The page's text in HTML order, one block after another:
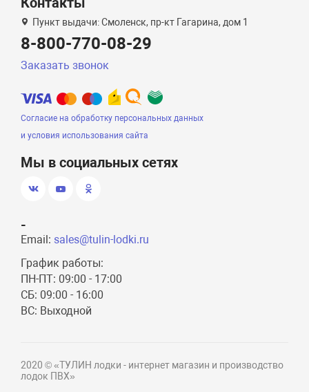
Пункт выдачи: Смоленск, пр-кт Гагарина, дом 1
8-800-770-08-29
Заказать звонок
Согласие на обработку персональных данных
и условия использования сайта
Мы в социальных сетях
-
Email: sales@tulin-lodki.ru
График работы:
ПН-ПТ: 09:00 - 17:00
СБ: 09:00 - 16:00
ВС: Выходной
2020 © «ТУЛИН лодки - интернет магазин и производство
лодок ПВХ»